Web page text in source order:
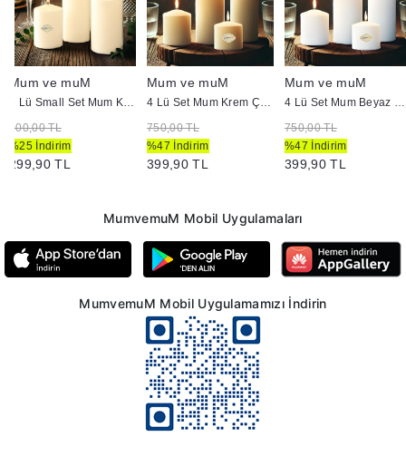
Mum ve muM
3 Lü Small Set Mum Krem Çap :5 cm
400,00 TL
%25 İndirim
299,90 TL
Mum ve muM
4 Lü Set Mum Krem Çap :5 cm
750,00 TL
%47 İndirim
399,90 TL
Mum ve muM
4 Lü Set Mum Beyaz Çap :5 cm
750,00 TL
%47 İndirim
399,90 TL
MumvemuM Mobil Uygulamaları
MumvemuM Mobil Uygulamamızı İndirin